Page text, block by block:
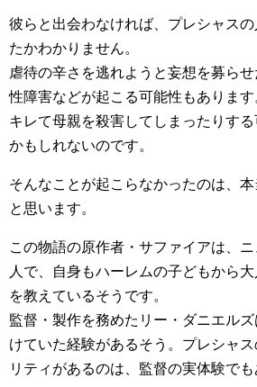
彼らと出会わなければ、プレシャス
たかわかりません。
虐待の辛さを逃れようと妄想を募ら
性障害などが起こる可能性もあります
キレて母親を殺害してしまったりす
かもしれないのです。
そんなことが起こらなかったのは、
と思います。
この物語の原作者・サファイアは、
人で、自身もハーレムの子どもから
を教えているそうです。
監督・製作を務めたリー・ダニエル
けていた経験があるそう。プレシャ
リティがあるのは、監督の実体験でも